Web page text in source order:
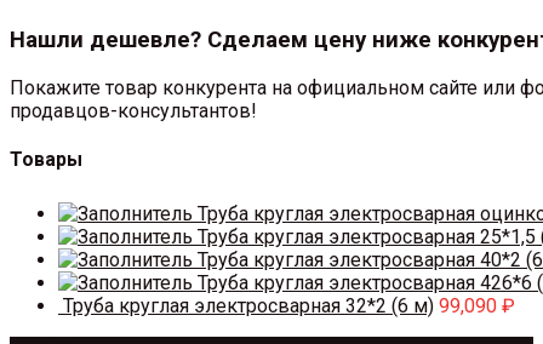
Нашли дешевле? Сделаем цену ниже
Покажите товар конкурента на официальном сайте или
продавцов-консультантов!
Товары
Труба круглая электросварная
Труба круглая электросварная
Труба круглая электросварная 40*2
Труба круглая электросварная 426*6
Труба круглая электросварная 32*2 (6 м) 99,090 ₽